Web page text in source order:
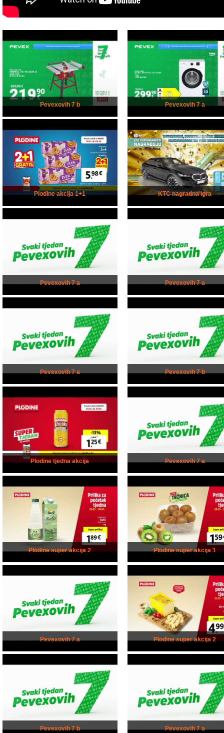
Pevexovih 7 b Pevexovih 7 a
Plodine akcija 1+1 KTC nagradna igra
Pevexovih 7 a Pevexovih 7 a
Pevexovih 7 a Pevexovih 7 b
Plodine tjedna akcija Pevexovih 7 a
Plodine super akcija 2 Plodine super akcija 1
Pevexovih 7 a Plodine super akcija 2
Pevexovih 7 b Pevexovih 7 a